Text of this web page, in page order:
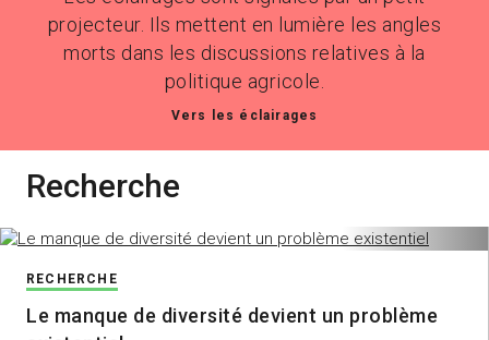
projecteur. Ils mettent en lumière les angles
morts dans les discussions relatives à la
politique agricole.
Vers les éclairages
Recherche
RECHERCHE
Le manque de diversité devient un problème